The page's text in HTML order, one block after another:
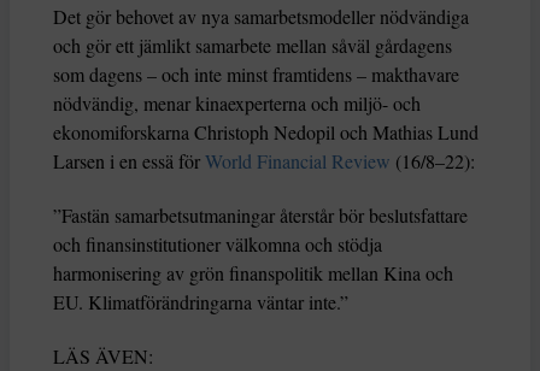
Det gör behovet av nya samarbetsmodeller nödvändiga
och gör ett jämlikt samarbete mellan såväl gårdagens
som dagens – och inte minst framtidens – makthavare
nödvändig, menar kinaexperterna och miljö- och
ekonomiforskarna Christoph Nedopil och Mathias Lund
Larsen i en essä förWorld Financial Review (16/8–22):
”Fastän samarbetsutmaningar återstår bör beslutsfattare
och finansinstitutioner välkomna och stödja
harmonisering av grön finanspolitik mellan Kina och
EU. Klimatförändringarna väntar inte.”
LÄS ÄVEN: